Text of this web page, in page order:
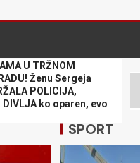
Sergeja
oparen, evo
SPORT
5